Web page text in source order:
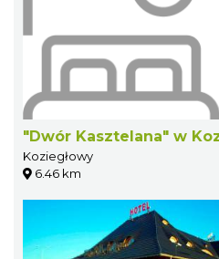
"Dwór Kasztelana" w
Koziegłowy
6.46 km